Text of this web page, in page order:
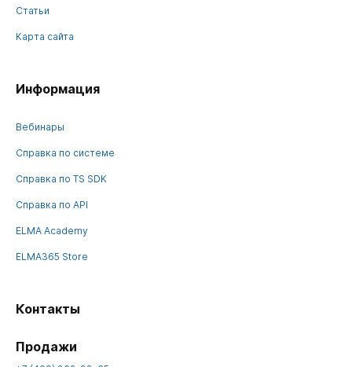
Статьи
Карта сайта
Информация
Вебинары
Справка по системе
Справка по TS SDK
Справка по API
ELMA Academy
ELMA365 Store
Контакты
Продажи